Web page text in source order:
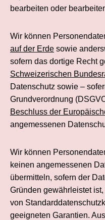
bearbeiten oder
Wir können
auf der Erde sowie
sofern das dortige Recht
Schweizerischen
Datenschutz sowie –
Grund­verordnung
Beschluss der
angemessenen
Wir können
keinen angemessenen
übermitteln, sofern der
Gründen gewährleistet
von
geeigneten Garantien.